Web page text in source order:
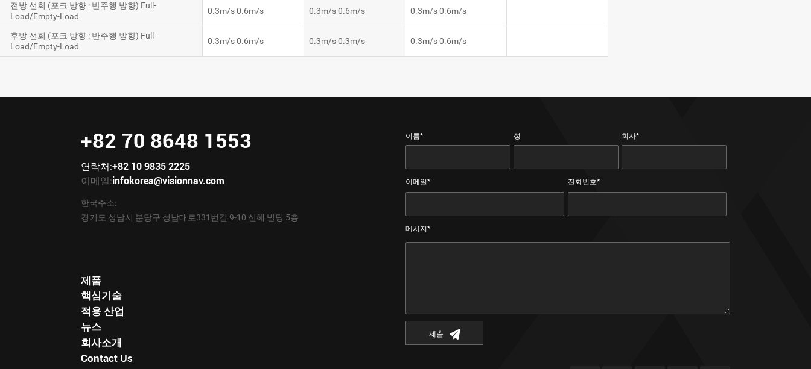
전방 선회 (포크 방향 : 반주행 방향) Full-
Load/Empty-Load
후방 선회 (포크 방향 : 반주행 방향) Full-
Load/Empty-Load
0.3m/s 0.6m/s
0.3m/s 0.6m/s
0.3m/s 0.6m/s
0.3m/s 0.3m/s
0.3m/s 0.6m/s
0.3m/s 0.6m/s
+82 70 8648 1553
연락처:+82 10 9835 2225
이메일:infokorea@visionnav.com
한국주소:
경기도 성남시 분당구 성남대로331번길 9-10 신혜 빌딩 5층
제품
핵심기술
적용 산업
뉴스
회사소개
Contact Us
이름* 성 회사*
이메일* 전화번호*
메시지*
제출